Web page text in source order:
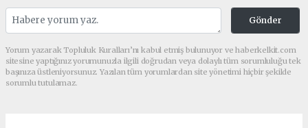
Gönder
Yorum yazarak Topluluk Kuralları’nı kabul etmiş bulunuyor ve haberkelkit.com
sitesine yaptığınız yorumunuzla ilgili doğrudan veya dolaylı tüm sorumluluğu tek
başınıza üstleniyorsunuz. Yazılan tüm yorumlardan site yönetimi hiçbir şekilde
sorumlu tutulamaz.